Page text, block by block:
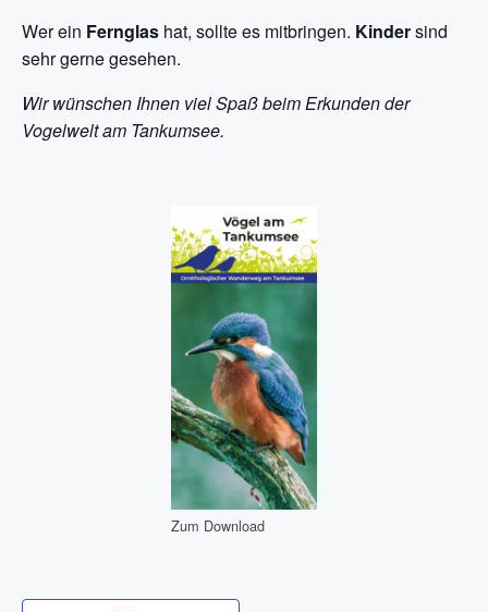
Wer ein Fernglas hat, sollte es mitbringen. Kindersind
sehr gerne gesehen.
Wir wünschen Ihnen viel Spaß beim Erkunden der
Vogelwelt am Tankumsee.
Zum Download